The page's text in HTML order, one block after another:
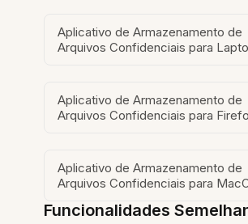
Aplicativo de Armazenamento de
Arquivos Confidenciais para
Aplicativo de Armazenamento de
Arquivos Confidenciais para
Aplicativo de Armazenamento de
Arquivos Confidenciais para
Funcionalidades